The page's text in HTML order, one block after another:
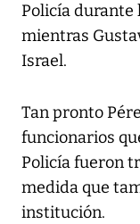
Policía durante
mientras
Israel.
Tan pronto
funcionarios
Policía fueron
medida que
institución.